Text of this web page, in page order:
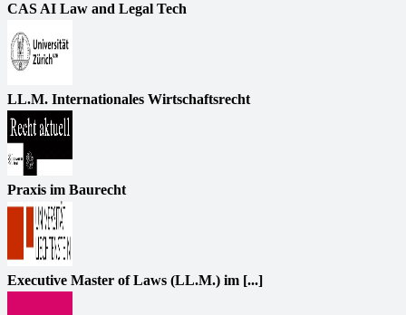
CAS AI Law and Legal Tech
LL.M. Internationales Wirtschaftsrecht
Praxis im Baurecht
Executive Master of Laws (LL.M.) im [...]